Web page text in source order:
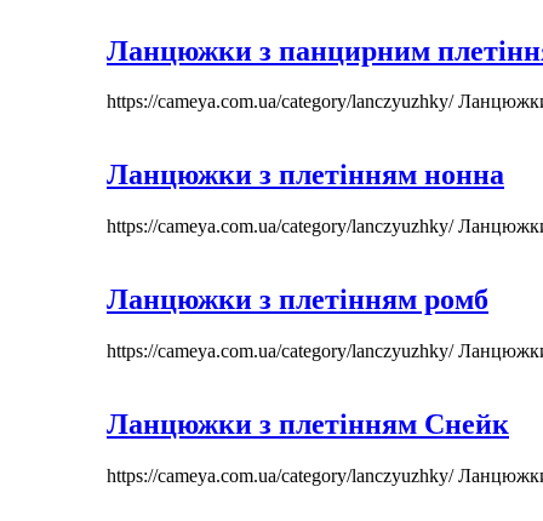
Ланцюжки з панцирним
https://cameya.com.ua/category/lanczyuzhky/
Ланцюжки з плетінням нонна
https://cameya.com.ua/category/lanczyuzhky/
Ланцюжки з плетінням ромб
https://cameya.com.ua/category/lanczyuzhky/
Ланцюжки з плетінням Снейк
https://cameya.com.ua/category/lanczyuzhky/